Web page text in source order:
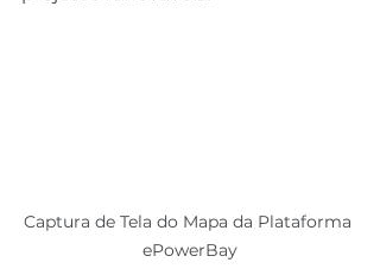
Captura de Tela do Mapa da Plataforma
ePowerBay